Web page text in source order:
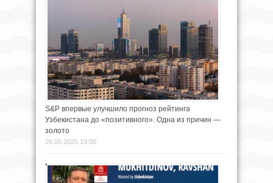
S&P впервые улучшило прогноз рейтинга
Узбекистана до «позитивного». Одна из причин —
золото
26.05.2025 19:00